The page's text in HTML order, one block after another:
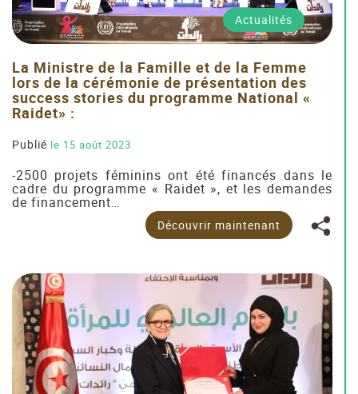
Actualités
La Ministre de la Famille et de la Femme
lors de la cérémonie de présentation des
success stories du programme National «
Raidet» :
Publié le 15 août 2023
-2500 projets féminins ont été financés dans le
cadre du programme « Raidet », et les demandes
de financement…
Découvrir maintenant